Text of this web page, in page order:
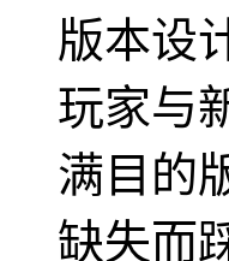
版本设
玩家与
满目的
缺失而